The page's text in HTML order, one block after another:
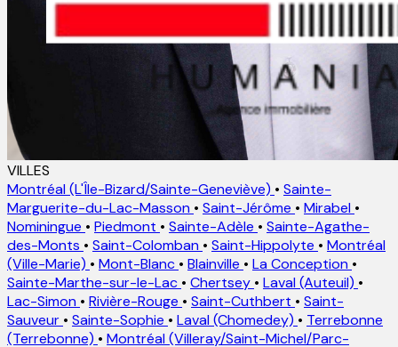
VILLES
Montréal (L'Île-Bizard/Sainte-Geneviève) • Sainte-
Marguerite-du-Lac-Masson • Saint-Jérôme • Mirabel •
Nominingue • Piedmont • Sainte-Adèle • Sainte-Agathe-
des-Monts • Saint-Colomban • Saint-Hippolyte • Montréal
(Ville-Marie) • Mont-Blanc • Blainville • La Conception •
Sainte-Marthe-sur-le-Lac • Chertsey • Laval (Auteuil) •
Lac-Simon • Rivière-Rouge • Saint-Cuthbert • Saint-
Sauveur • Sainte-Sophie • Laval (Chomedey) • Terrebonne
(Terrebonne) • Montréal (Villeray/Saint-Michel/Parc-